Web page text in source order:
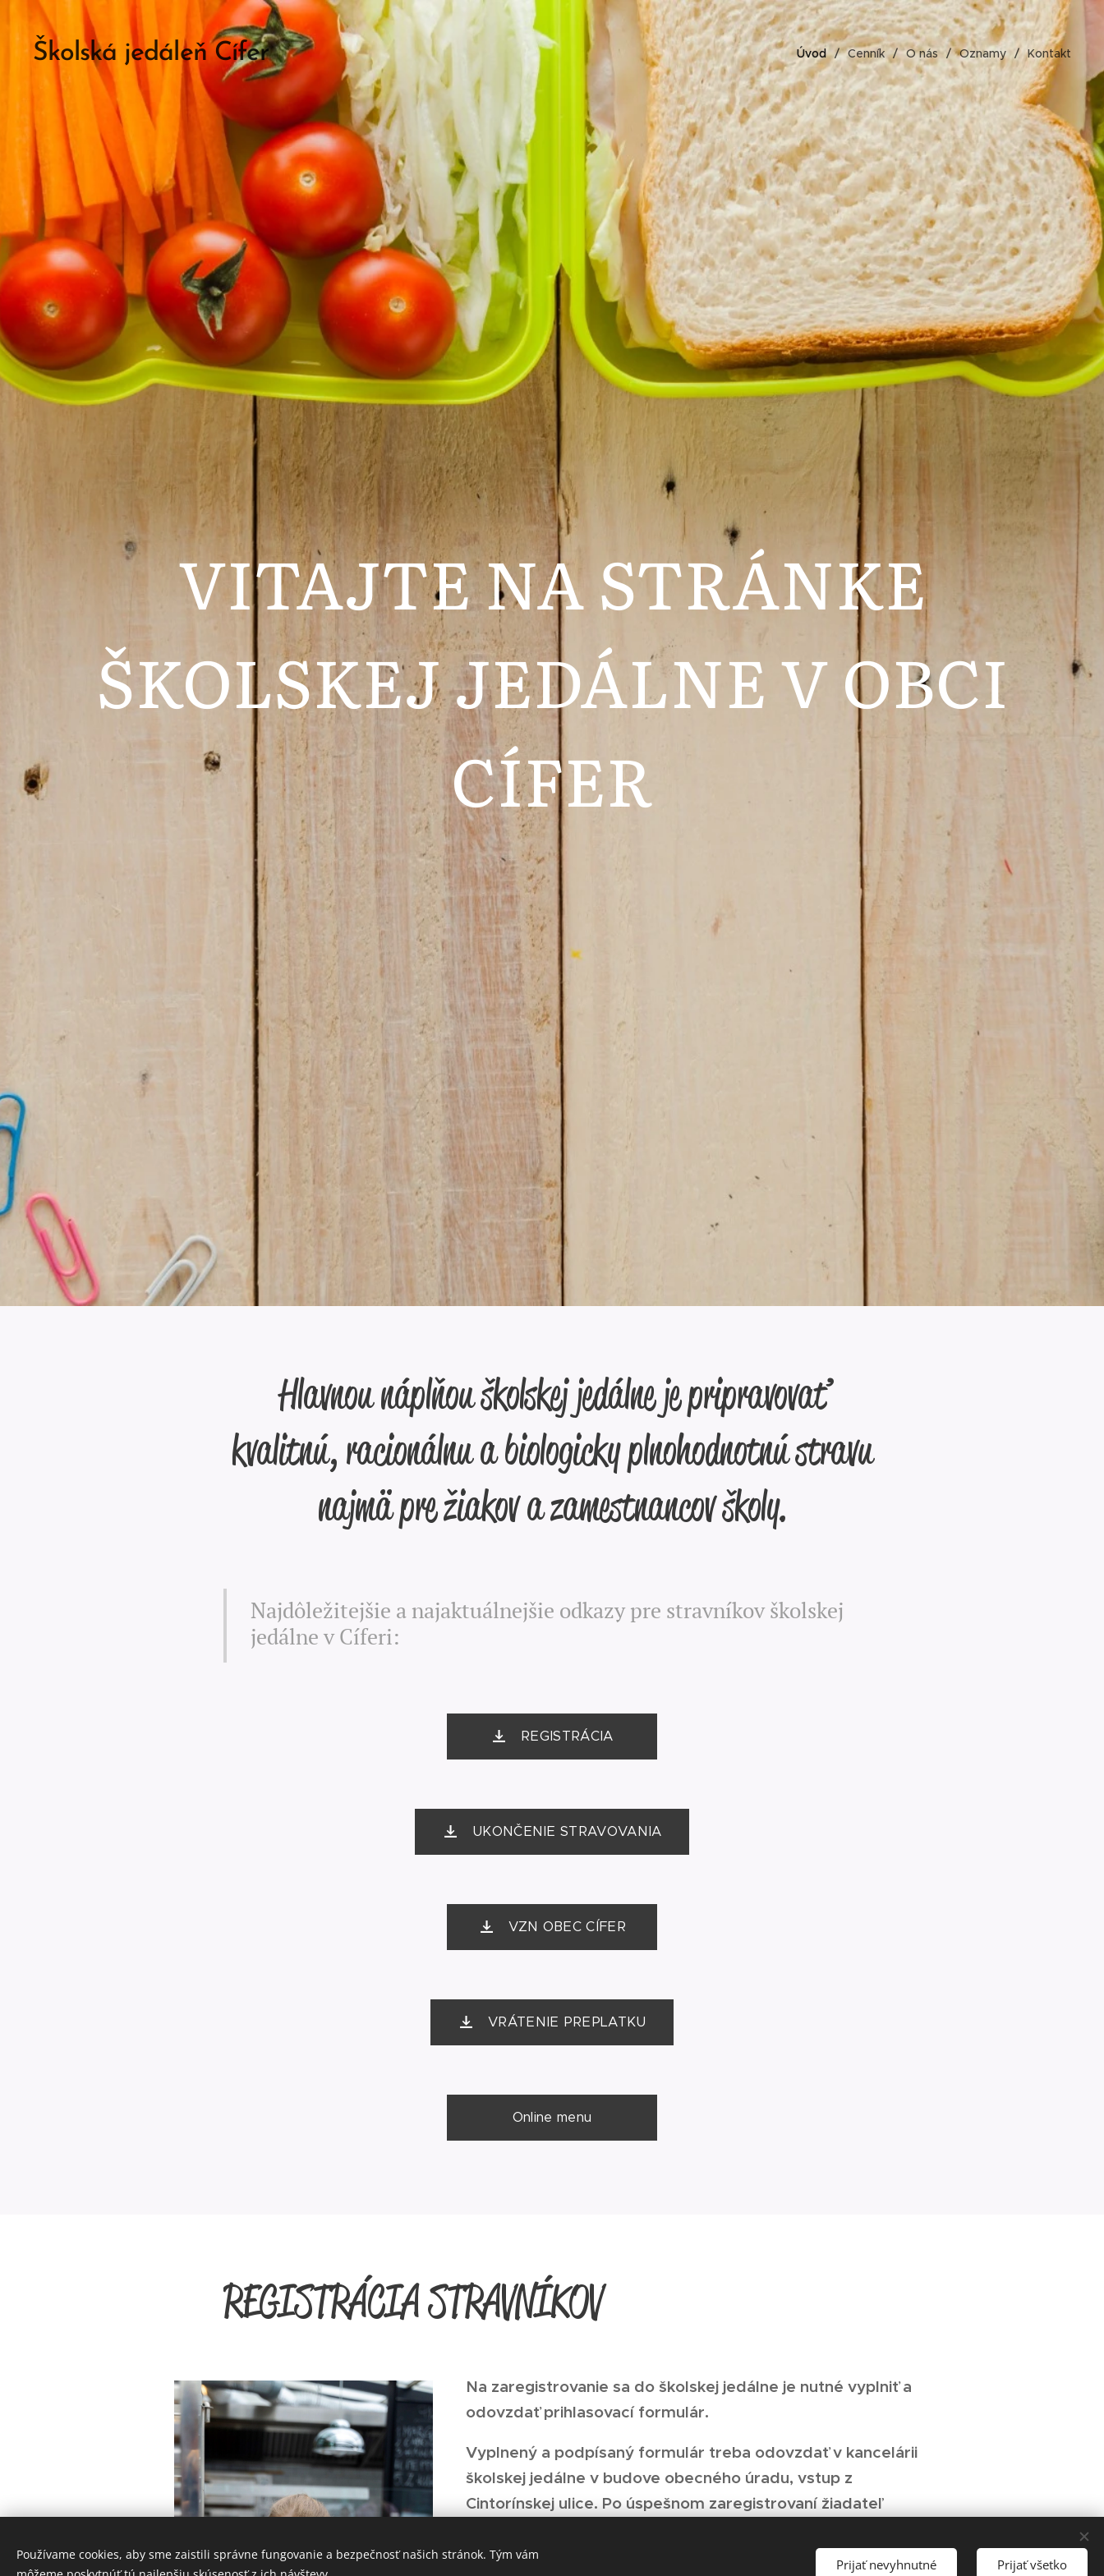
Školská jedáleň Cífer Úvod Cenník O nás Oznamy Kontakt
VITAJTE NA STRÁNKE
ŠKOLSKEJ JEDÁLNE V OBCI
CÍFER
Hlavnou náplňou školskej jedálne je pripravovať
kvalitnú, racionálnu a biologicky plnohodnotnú stravu
najmä pre žiakov a zamestnancov školy.
Najdôležitejšie a najaktuálnejšie odkazy pre stravníkov školskej
jedálne v Cíferi:
REGISTRÁCIA
UKONČENIE STRAVOVANIA
VZN OBEC CÍFER
VRÁTENIE PREPLATKU
Online menu
REGISTRÁCIA STRAVNÍKOV
Na zaregistrovanie sa do školskej jedálne je nutné vyplniť a
odovzdať prihlasovací formulár.
Vyplnený a podpísaný formulár treba odovzdať v kancelárii
školskej jedálne v budove obecného úradu, vstup z
Cintorínskej ulice. Po úspešnom zaregistrovaní žiadateľ
www.strava.sk, prostredníctvom ktorej bude mať prehľad o
Používame cookies, aby sme zaistili správne fungovanie a bezpečnosť našich stránok. Tým vám
Prijať nevyhnutné Prijať všetko